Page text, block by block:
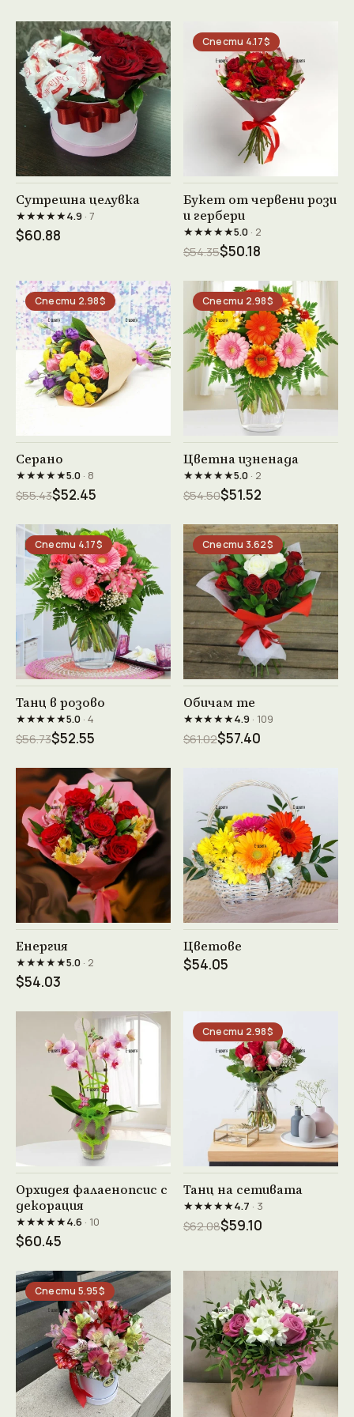
Виж продукта →
Сутрешна целувка
★★★★★4.9· 7
$60.88
Спести 4.17$
Виж продукта →
Букет от червени рози
и гербери
★★★★★5.0· 2
$54.35$50.18
Спести 2.98$
Виж продукта →
Серано
★★★★★5.0· 8
$55.43$52.45
Спести 2.98$
Виж продукта →
Цветна изненада
★★★★★5.0· 2
$54.50$51.52
Спести 4.17$
Виж продукта →
Танц в розово
★★★★★5.0· 4
$56.73$52.55
Спести 3.62$
Обичам те
★★★★★4.9· 109
$61.02$57.40
Виж продукта →
Енергия
★★★★★5.0· 2
$54.03
Виж продукта →
Цветове
$54.05
Виж продукта →
Орхидея фалаенопсис с
декорация
★★★★★4.6 · 10
$60.45
Спести 2.98$
Виж продукта →
Танц на сетивата
★★★★★4.7 · 3
$62.08$59.10
Спести 5.95$